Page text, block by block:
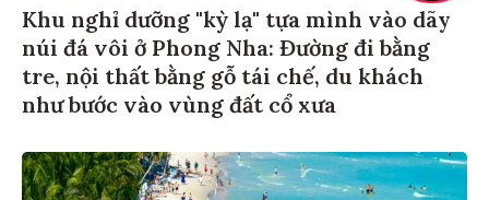
Khu nghỉ dưỡng "kỳ lạ" tựa mình vào dãy
núi đá vôi ở Phong Nha: Đường đi bằng
tre, nội thất bằng gỗ tái chế, du khách
như bước vào vùng đất cổ xưa